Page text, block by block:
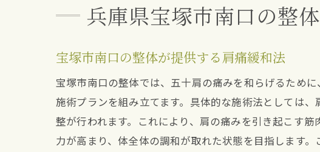
整
肩
整
肩
整
兵庫県宝塚市南口の整
宝塚市南口の整体が提供する肩痛緩和法
宝塚市南口の整体では、五十肩の痛みを和らげるため
施術プランを組み立てます。具体的な施術法としては
整が行われます。これにより、肩の痛みを引き起こす
力が高まり、体全体の調和が取れた状態を目指します